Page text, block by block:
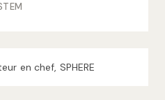
en chef, SPHERE